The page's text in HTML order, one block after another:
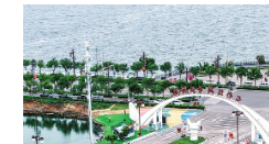
台湾 思客智库
科技 科创
文化 书画